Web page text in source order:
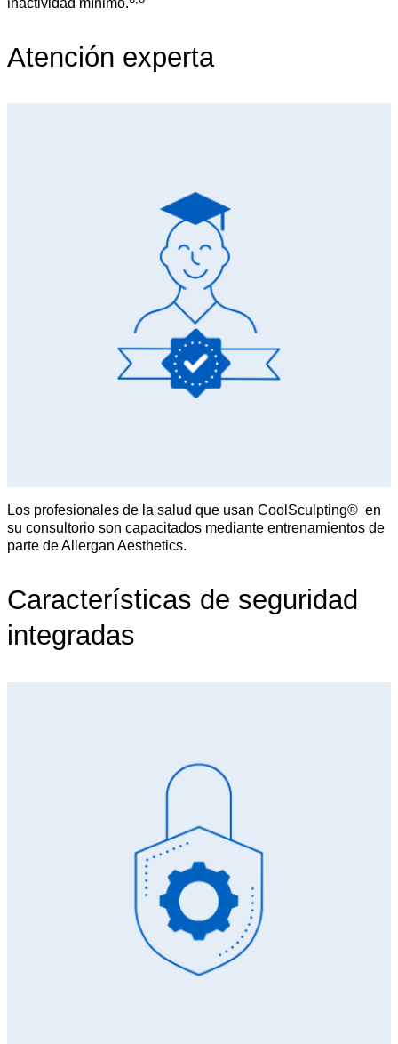
Atención experta
Los profesionales de la salud que usan CoolSculpting® en
su consultorio son capacitados mediante entrenamientos de
parte de Allergan Aesthetics.
Características de seguridad
integradas